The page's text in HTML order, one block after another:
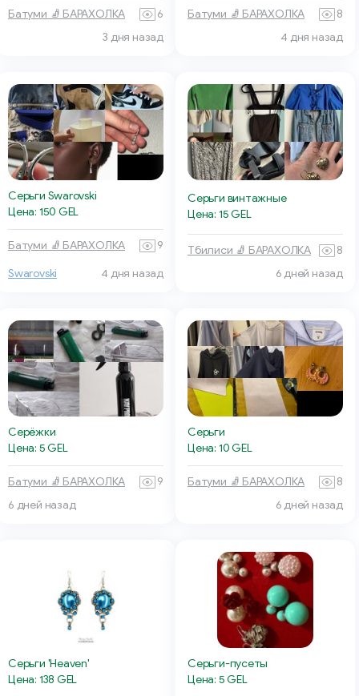
Батуми 🧦 БАРАХОЛКА
6
3 дня назад
Батуми 🧦 БАРАХОЛКА
8
4 дня назад
Серьги Swarovski
Цена: 150 GEL
Батуми 🧦 БАРАХОЛКА 9
Swarovski 4 дня назад
Серьги винтажные
Цена: 15 GEL
Тбилиси 🧦 БАРАХОЛКА
8
6 дней назад
Серёжки
Цена: 5 GEL
Батуми 🧦 БАРАХОЛКА
9
6 дней назад
Серьги
Цена: 10 GEL
Батуми 🧦 БАРАХОЛКА
8
6 дней назад
Серьги 'Heaven'
Цена: 138 GEL
Серьги-пусеты
Цена: 5 GEL